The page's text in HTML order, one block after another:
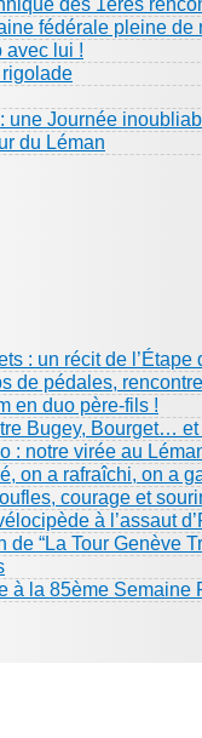
des 1eres
fédérale pleine de
avec lui !
rigolade
une Journée
du Léman
: un récit de l’Étape
de pédales,
en duo père-fils !
Bugey, Bourget…
: notre virée au
on a rafraîchi, on a
courage et
à l’assaut
“La Tour Genève
à la 85ème Semaine